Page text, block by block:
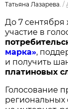
Татьяна Лазарева. /
До 7 сентября
участие в
марка»,
и получить
платиновых
Голосование